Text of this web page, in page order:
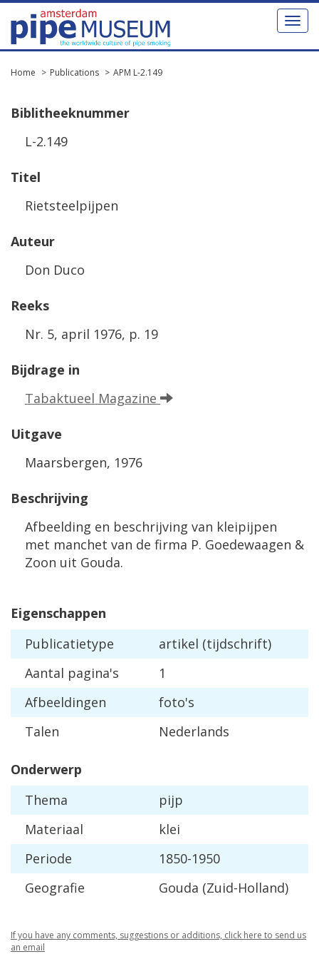
Toggle
Home Publications APM L-2.149
Biblitheeknummer
L-2.149
Titel
Rietsteelpijpen
Auteur
Don Duco
Reeks
Nr. 5, april 1976, p. 19
Bijdrage in
Tabaktueel Magazine
Uitgave
Maarsbergen, 1976
Beschrijving
Afbeelding en beschrijving van kleipijpen
met manchet van de firma P. Goedewaagen &
Zoon uit Gouda.
Eigenschappen
Publicatietype
artikel (tijdschrift)
Aantal pagina's
1
Afbeeldingen
foto's
Talen
Nederlands
Onderwerp
Thema
pijp
Materiaal
klei
Periode
1850-1950
Geografie
Gouda (Zuid-Holland)
If you have any comments, suggestions or additions, click here to send us
an email